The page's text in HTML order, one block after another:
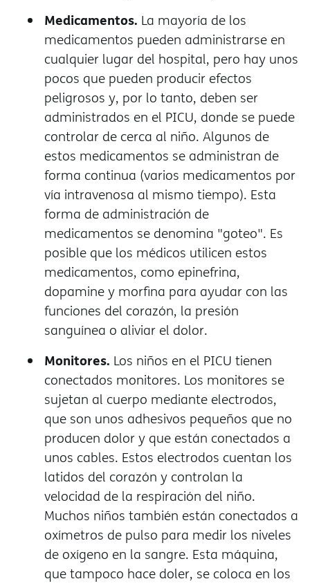
Medicamentos. La mayoría de los
medicamentos pueden administrarse en
cualquier lugar del hospital, pero hay unos
pocos que pueden producir efectos
peligrosos y, por lo tanto, deben ser
administrados en el PICU, donde se puede
controlar de cerca al niño. Algunos de
estos medicamentos se administran de
forma continua (varios medicamentos por
vía intravenosa al mismo tiempo). Esta
forma de administración de
medicamentos se denomina "goteo". Es
posible que los médicos utilicen estos
medicamentos, como epinefrina,
dopamine y morfina para ayudar con las
funciones del corazón, la presión
sanguínea o aliviar el dolor.
Monitores. Los niños en el PICU tienen
conectados monitores. Los monitores se
sujetan al cuerpo mediante electrodos,
que son unos adhesivos pequeños que no
producen dolor y que están conectados a
unos cables. Estos electrodos cuentan los
latidos del corazón y controlan la
velocidad de la respiración del niño.
Muchos niños también están conectados a
oxímetros de pulso para medir los niveles
de oxígeno en la sangre. Esta máquina,
que tampoco hace doler, se coloca en los